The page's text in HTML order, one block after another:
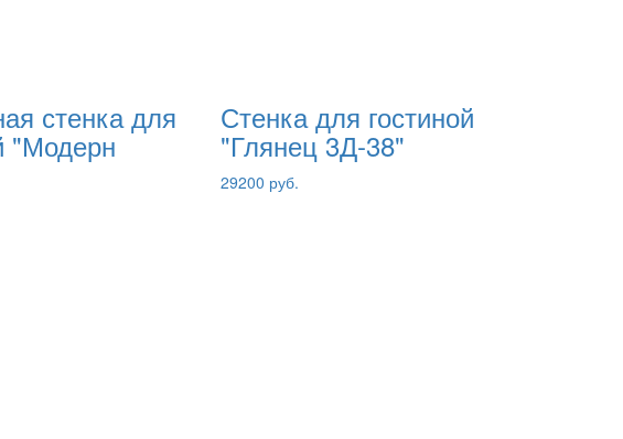
стенка для
"Модерн
Стенка для гостиной
"Глянец 3Д-38"
29200 руб.